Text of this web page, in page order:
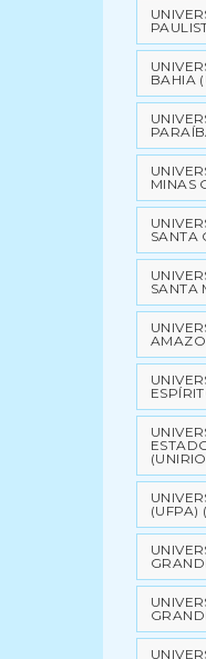
BAHIA
MINAS
SANTA
SANTA
(UFPA)